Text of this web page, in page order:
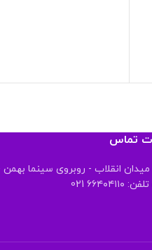
تماس
انقلاب - روبروی سینما بهمن
021